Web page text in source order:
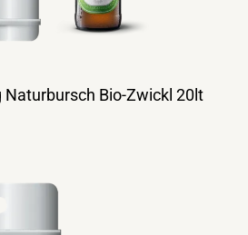
Naturbursch Bio-Zwickl 20lt